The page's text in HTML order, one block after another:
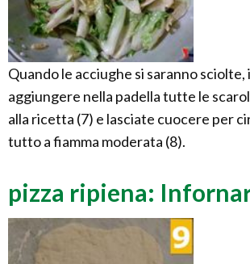
Quando le acciughe si saranno sciolte,
aggiungere nella padella tutte le
alla ricetta (7) e lasciate cuocere per
tutto a fiamma moderata (8).
pizza ripiena: